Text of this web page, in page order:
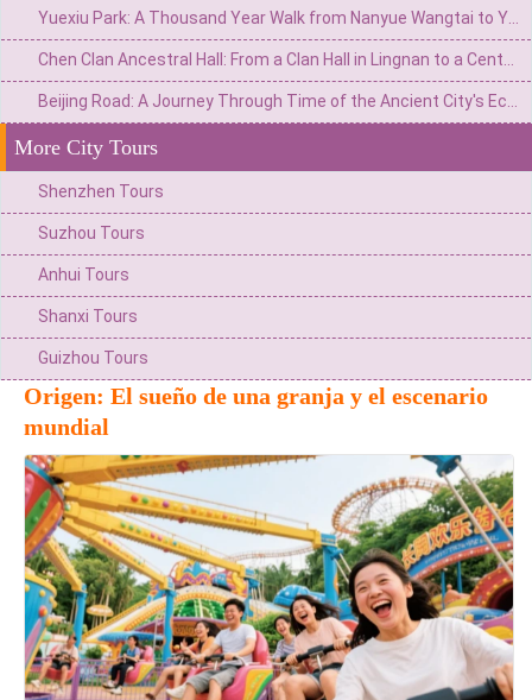
More City Tours
Shenzhen Tours
Suzhou Tours
Anhui Tours
Shanxi Tours
Guizhou Tours
Origen: El sueño de una granja y el escenario
mundial